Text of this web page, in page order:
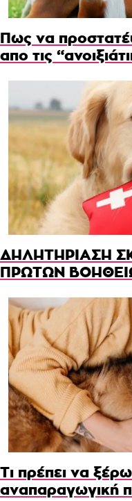
Πως να
απο τις
ΔΗΛΗΤΗΡΙΑΣΗ
ΠΡΩΤΩΝ
Τι πρέπει να
αναπαραγωγική